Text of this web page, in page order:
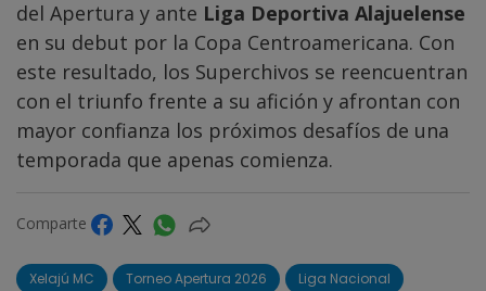
del Apertura y ante Liga Deportiva Alajuelense
en su debut por la Copa Centroamericana. Con
este resultado, los Superchivos se reencuentran
con el triunfo frente a su afición y afrontan con
mayor confianza los próximos desafíos de una
temporada que apenas comienza.
Comparte
Xelajú MC Torneo Apertura 2026 Liga Nacional